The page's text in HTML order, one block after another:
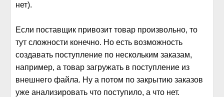
нет).
Если поставщик привозит товар произвольно, то
тут сложности конечно. Но есть возможность
создавать поступление по нескольким заказам,
например, а товар загружать в поступление из
внешнего файла. Ну а потом по закрытию заказов
уже анализировать что поступило, а что нет.